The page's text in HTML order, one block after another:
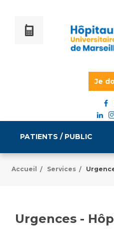
Je
PATIENTS / PUBLIC
Tarifs
Emploi / formation
Accueil / Services /
Urgences -